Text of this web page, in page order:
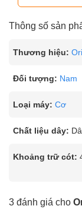
Thông số sản
Thương hiệu:
Đối tượng: Nam
Loại máy: Cơ
Chất liệu dây:
Khoảng trữ cót:
3 đánh giá cho